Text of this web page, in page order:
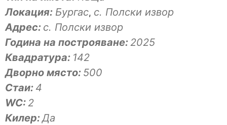
Локация: Бургас, с. Полски извор
Адрес: с. Полски извор
Година на построяване:2025
Квадратура: 142
Дворно място: 500
Стаи: 4
WC:2
Килер:Да